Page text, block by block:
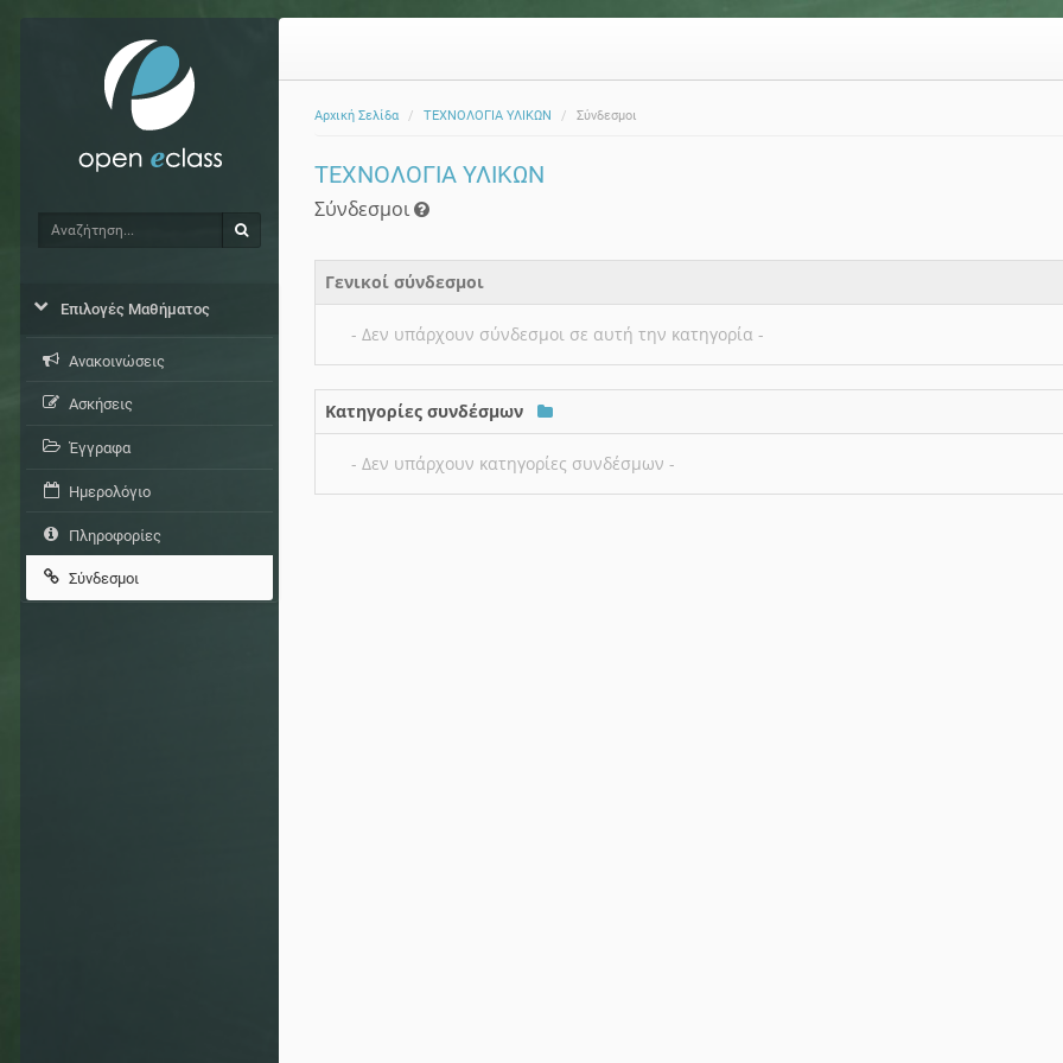
Αρχική Σελίδα ΤΕΧΝΟΛΟΓΙΑ ΥΛΙΚΩΝ Σύνδεσμοι
ΤΕΧΝΟΛΟΓΙΑ ΥΛΙΚΩΝ
Σύνδεσμοι
Γενικοί σύνδεσμοι
- Δεν υπάρχουν σύνδεσμοι σε αυτή την κατηγορία -
Κατηγορίες συνδέσμων
- Δεν υπάρχουν κατηγορίες συνδέσμων -
Αναζήτηση
Επιλογές Μαθήματος
Ανακοινώσεις
Ασκήσεις
Έγγραφα
Ημερολόγιο
Πληροφορίες
Σύνδεσμοι